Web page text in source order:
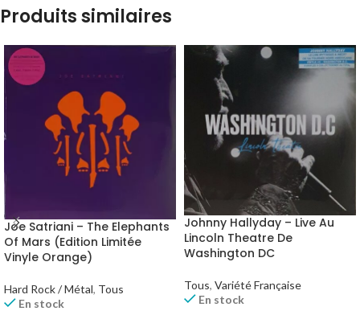
Produits similaires
Joe Satriani – The Elephants
Of Mars (Edition Limitée
Vinyle Orange)
Hard Rock / Métal, Tous
En stock
Johnny Hallyday – Live Au
Lincoln Theatre De
Washington DC
Tous, Variété Française
En stock